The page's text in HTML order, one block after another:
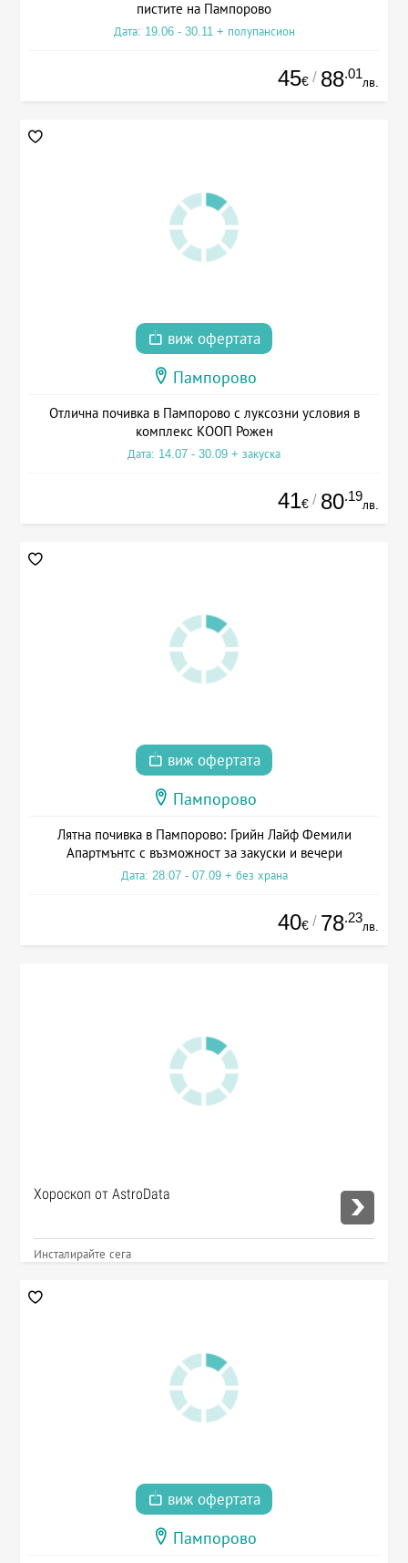
пистите на Пампорово
Дата: 19.06 - 30.11 + полупансион
45€ / 88.01
лв.
виж офертата
Пампорово
Отлична почивка в Пампорово с луксозни условия в
комплекс КООП Рожен
Дата: 14.07 - 30.09 + закуска
41€ / 80.19
лв.
виж офертата
Пампорово
Лятна почивка в Пампорово: Грийн Лайф Фемили
Апартмънтс с възможност за закуски и вечери
Дата: 28.07 - 07.09 + без храна
40€ / 78.23
лв.
Хороскоп от AstroData
Инсталирайте сега
виж офертата
Пампорово